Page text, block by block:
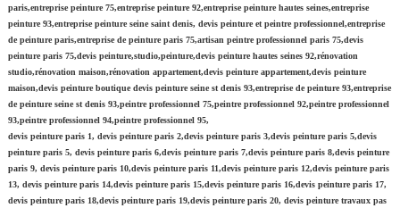
paris,entreprise peinture 75,entreprise peinture 92,entreprise peinture hautes seines,entreprise
peinture 93,entreprise peinture seine saint denis, devis peinture et peintre professionnel,entreprise
de peinture paris,entreprise de peinture paris 75,artisan peintre professionnel paris 75,devis
peinture paris 75,devis peinture,studio,peinture,devis peinture hautes seines 92,rénovation
studio,rénovation maison,rénovation appartement,devis peinture appartement,devis peinture
maison,devis peinture boutique devis peinture seine st denis 93,entreprise de peinture 93,entreprise
de peinture seine st denis 93,peintre professionnel 75,peintre professionnel 92,peintre professionnel
93,peintre professionnel 94,peintre professionnel 95,
devis peinture paris 1, devis peinture paris 2,devis peinture paris 3,devis peinture paris 5,devis
peinture paris 5, devis peinture paris 6,devis peinture paris 7,devis peinture paris 8,devis peinture
paris 9, devis peinture paris 10,devis peinture paris 11,devis peinture paris 12,devis peinture paris
13, devis peinture paris 14,devis peinture paris 15,devis peinture paris 16,devis peinture paris 17,
devis peinture paris 18,devis peinture paris 19,devis peinture paris 20, devis peinture travaux pas